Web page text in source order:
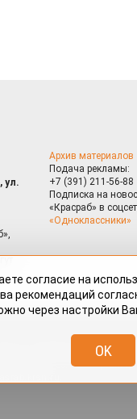
ул.
Архив материалов
Подача рекламы:
+7 (391) 211-56-88
Подписка на
«Красраб» в
«Одноклассники»
«Красраб.ру»
Полное или частичное
согласия
согласие на
рекомендаций
через настройки
OK